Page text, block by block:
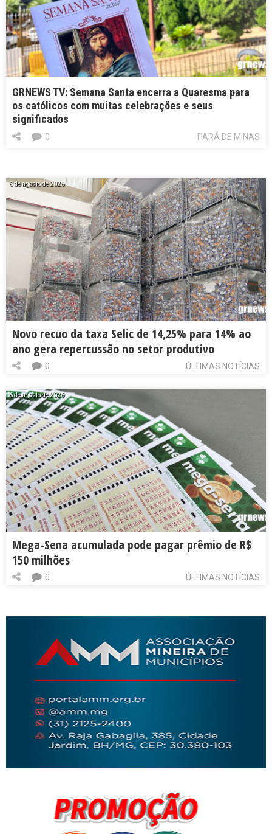
GRNEWS TV: Semana Santa encerra a Quaresma para
os católicos com muitas celebrações e seus
significados
PARÁ DE MINAS
0
6 de agosto de 2026
Novo recuo da taxa Selic de 14,25% para 14% ao
ano gera repercussão no setor produtivo
ÚLTIMAS NOTÍCIAS
0
6 de agosto de 2026
Mega-Sena acumulada pode pagar prêmio de R$
150 milhões
ÚLTIMAS NOTÍCIAS
0